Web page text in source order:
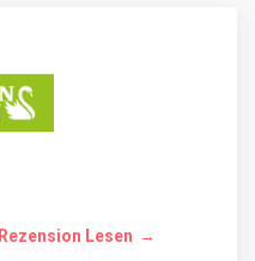
Rezension Lesen